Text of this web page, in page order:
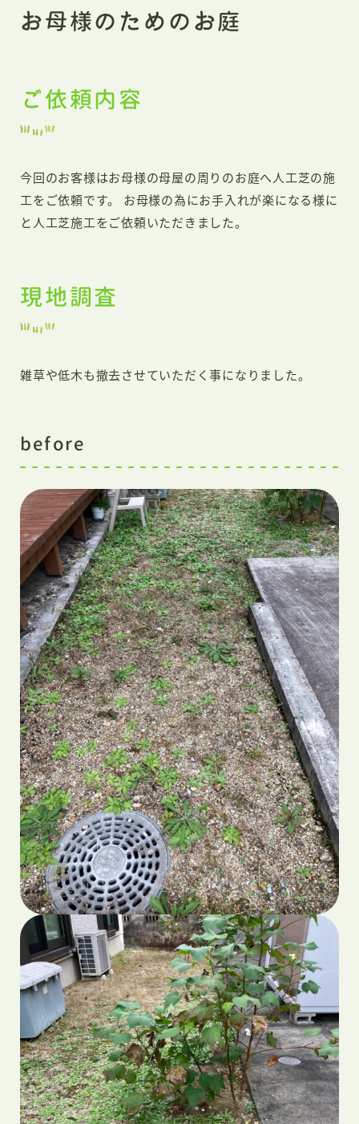
お母様のためのお庭
ご依頼内容
今回のお客様はお母様の母屋の周りのお庭へ人工芝の施
工をご依頼です。 お母様の為にお手入れが楽になる様に
と人工芝施工をご依頼いただきました。
現地調査
雑草や低木も撤去させていただく事になりました。
before